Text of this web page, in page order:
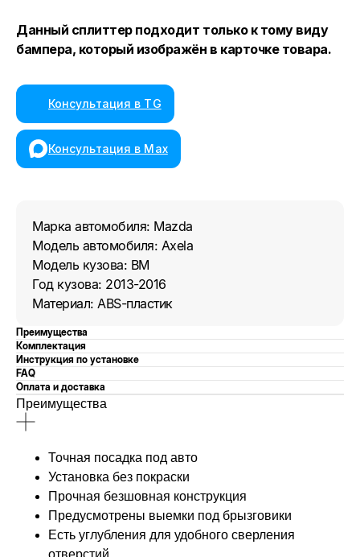
Данный сплиттер подходит только к тому виду
бампера, который изображён в карточке товара.
Консультация в TG
Консультация в Max
Марка автомобиля: Mazda
Модель автомобиля: Axela
Модель кузова: BM
Год кузова: 2013-2016
Материал: ABS-пластик
Преимущества
Комплектация
Инструкция по установке
FAQ
Оплата и доставка
Преимущества
Точная посадка под авто
Установка без покраски
Прочная безшовная конструкция
Предусмотрены выемки под брызговики
Есть углубления для удобного сверления
отверстий